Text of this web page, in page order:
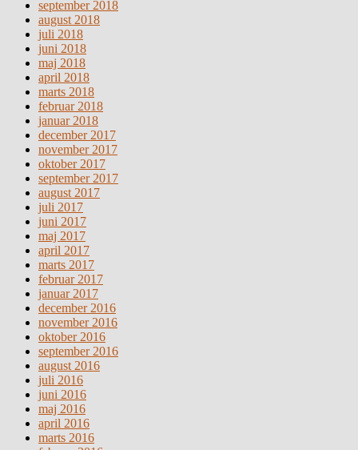
september 2018
august 2018
juli 2018
juni 2018
maj 2018
april 2018
marts 2018
februar 2018
januar 2018
december 2017
november 2017
oktober 2017
september 2017
august 2017
juli 2017
juni 2017
maj 2017
april 2017
marts 2017
februar 2017
januar 2017
december 2016
november 2016
oktober 2016
september 2016
august 2016
juli 2016
juni 2016
maj 2016
april 2016
marts 2016